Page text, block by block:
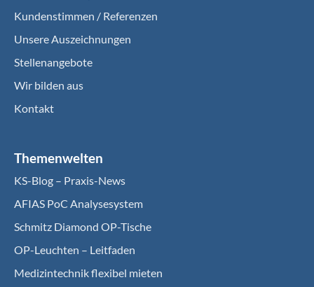
Kundenstimmen / Referenzen
Unsere Auszeichnungen
Stellenangebote
Wir bilden aus
Kontakt
Themenwelten
KS-Blog – Praxis-News
AFIAS PoC Analysesystem
Schmitz Diamond OP-Tische
OP-Leuchten – Leitfaden
Medizintechnik flexibel mieten